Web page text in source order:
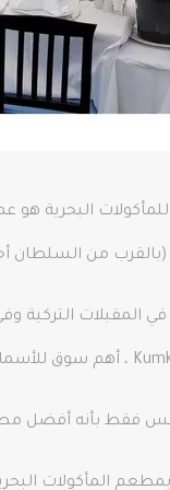
(بالقرب من السلطان